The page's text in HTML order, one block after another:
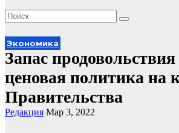
Экономика
Запас
ценовая политика на
Правительства
Редакция Мар 3, 2022